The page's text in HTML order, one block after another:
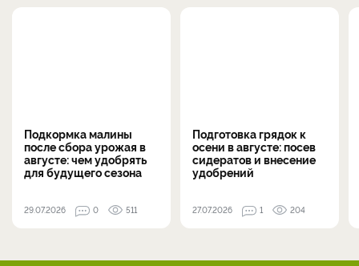
Подкормка малины
после сбора урожая в
августе: чем удобрять
для будущего сезона
29.07.2026 0 511
Подготовка грядок к
осени в августе: посев
сидератов и внесение
удобрений
27.07.2026 1 204